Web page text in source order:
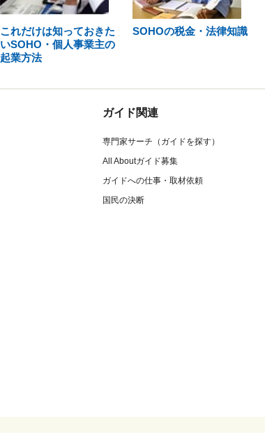
これだけは知っておきた
いSOHO・個人事業主の
起業方法
SOHOの税金・法律知識
ガイド関連
専門家サーチ（ガイドを探す）
All Aboutガイド募集
ガイドへの仕事・取材依頼
国民の決断